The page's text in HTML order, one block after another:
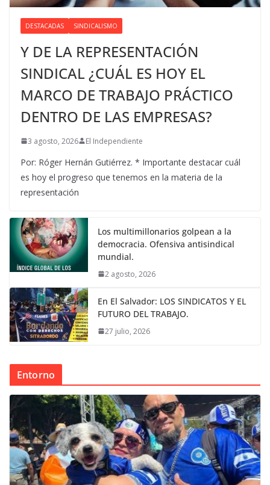
DESTACADAS SINDICALISMO
Y DE LA REPRESENTACIÓN
SINDICAL ¿CUÁL ES HOY EL
MARCO DE TRABAJO PRÁCTICO
DENTRO DE LAS EMPRESAS?
3 agosto, 2026 El Independiente
Por: Róger Hernán Gutiérrez. * Importante destacar cuál
es hoy el progreso que tenemos en la materia de la
representación
Los multimillonarios golpean a la
democracia. Ofensiva antisindical
mundial.
2 agosto, 2026
En El Salvador: LOS SINDICATOS Y EL
FUTURO DEL TRABAJO.
27 julio, 2026
Entorno